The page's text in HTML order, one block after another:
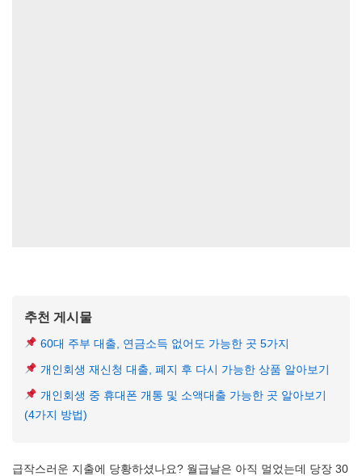
추천 게시물
60대 주부 대출, 연금소득 없어도 가능한 곳 5가지
개인회생 재신청 대출, 폐지 후 다시 가능한 상품 알아보기
개인회생 중 휴대폰 개통 및 소액대출 가능한 곳 알아보기
(4가지 방법)
급작스러운 지출에 당황하셨나요? 월급날은 아직 멀었는데 당장 30